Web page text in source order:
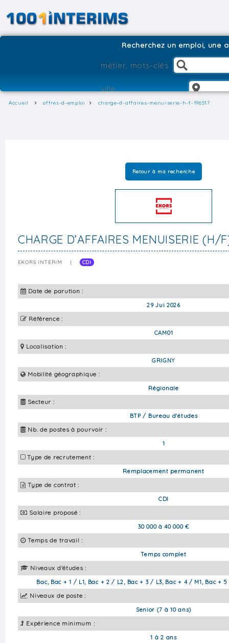
Recherchez un emploi, une
Accueil offres-d-emploi charge-d-affaires-menuiserie-h-f-196517
Retour à ma recherche
CHARGE D’AFFAIRES MENUISERIE (H/
EKORS INTERIM | CDI
Date de parution :
29 Jui 2026
Référence :
CAM01
Localisation :
GRIGNY
Mobilité géographique :
Régionale
Secteur :
BTP / Bureau d'études
Nb. de postes à pourvoir :
1
Type de recrutement :
Remplacement permanent
Type de contrat :
CDI
Salaire proposé :
30 000 à 40 000 €
Temps de travail :
Temps complet
Niveaux d'études :
Bac, Bac + 1 / L1, Bac + 2 / L2, Bac + 3 / L3, Bac + 4 / M1, Bac +
Niveaux de poste :
Senior (7 à 10 ans)
Expérience minimum :
1 à 2 ans